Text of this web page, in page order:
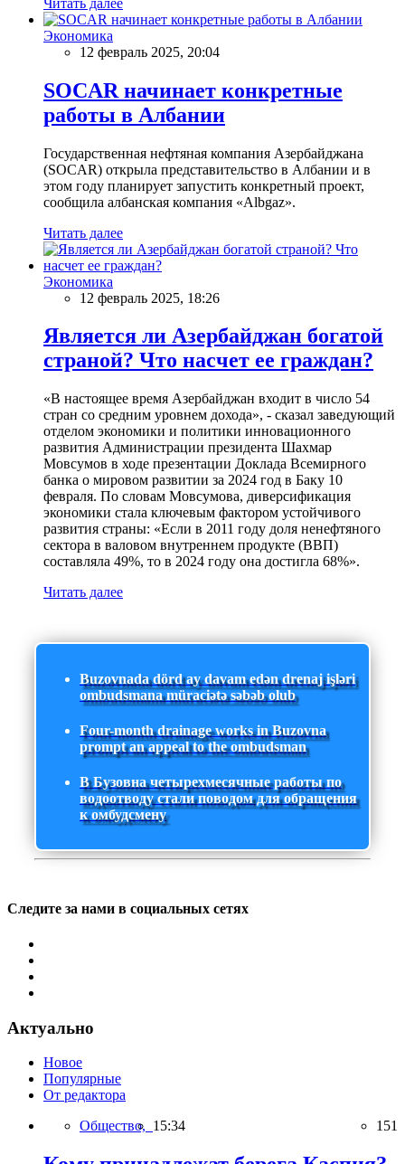
Экономика
12 февраль 2025, 20:04
SOCAR начинает конкретные
работы в Албании
Государственная нефтяная компания Азербайджана
(SOCAR) открыла представительство в Албании и в
этом году планирует запустить конкретный проект,
сообщила албанская компания «Albgaz».
Читать далее
Экономика
12 февраль 2025, 18:26
Является ли Азербайджан богатой
страной? Что насчет ее граждан?
«В настоящее время Азербайджан входит в число 54
стран со средним уровнем дохода», - сказал заведующий
отделом экономики и политики инновационного
развития Администрации президента Шахмар
Мовсумов в ходе презентации Доклада Всемирного
банка о мировом развитии за 2024 год в Баку 10
февраля. По словам Мовсумова, диверсификация
экономики стала ключевым фактором устойчивого
развития страны: «Если в 2011 году доля ненефтяного
сектора в валовом внутреннем продукте (ВВП)
составляла 49%, то в 2024 году она достигла 68%».
Читать далее
Buzovnada dörd ay davam edən drenaj işləri
ombudsmana müraciətə səbəb olub
Four-month drainage works in Buzovna
prompt an appeal to the ombudsman
В Бузовна четырехмесячные работы по
водоотводу стали поводом для обращения
к омбудсмену
Следите за нами в социальных сетях
Актуально
Новое
Популярные
От редактора
Общество, 15:34 151